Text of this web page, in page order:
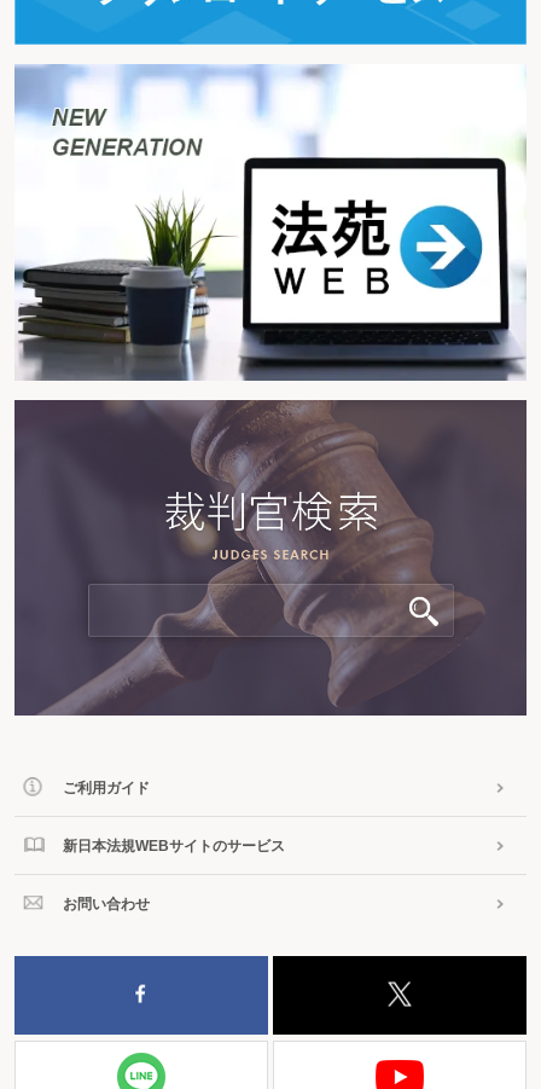
ご利用ガイド
新日本法規WEBサイトのサービス
お問い合わせ